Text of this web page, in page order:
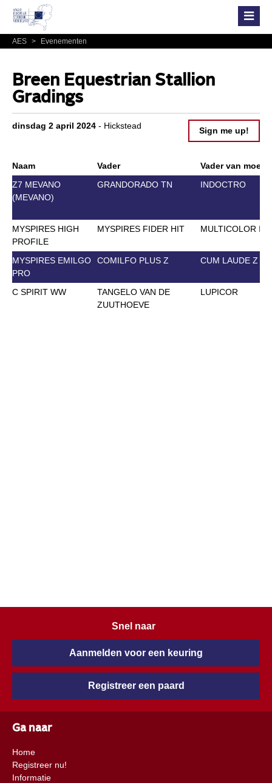
AES > Evenementen
Breen Equestrian Stallion
Gradings
dinsdag 2 april 2024- Hickstead Sign me up!
Naam Vader
Vader van
Z7 MEVANO
(MEVANO)
GRANDORADO TN INDOCTRO
MYSPIRES HIGH
PROFILE
MYSPIRES FIDER HIT MULTICOLOR II
MYSPIRES EMILGO
PRO
COMILFO PLUS Z CUM LAUDE Z
C SPIRIT WW
TANGELO VAN DE
ZUUTHOEVE
LUPICOR
Snel naar
Aanmelden voor een keuring
Registreer een paard
Ga naar
Home
Registreer nu!
Informatie